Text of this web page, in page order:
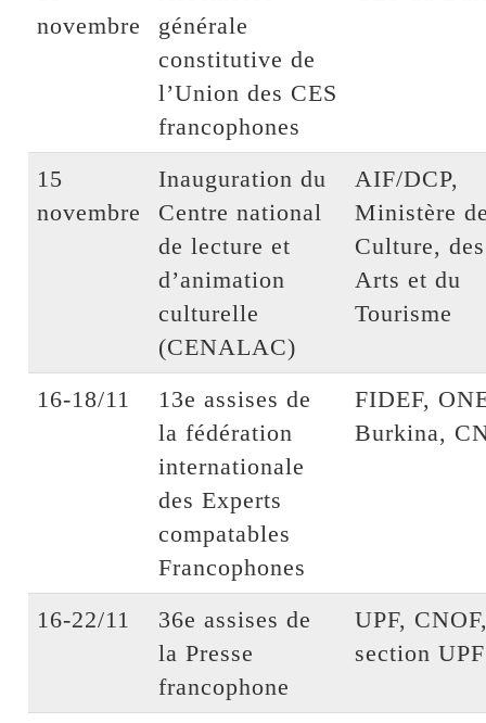
novembre
générale
constitutive de
l’Union des CES
francophones
15
novembre
Inauguration du
Centre national
de lecture et
d’animation
culturelle
(CENALAC)
AIF/DCP,
Ministère
Culture, des
Arts et du
Tourisme
16-18/11
13e assises de
la fédération
internationale
des Experts
compatables
Francophones
FIDEF,
Burkina,
16-22/11
36e assises de
la Presse
francophone
UPF,
section UPF